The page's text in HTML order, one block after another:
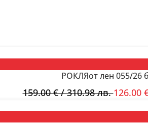
РОКЛЯот лен 055/26
159.00€/ 310.98 лв.126.00